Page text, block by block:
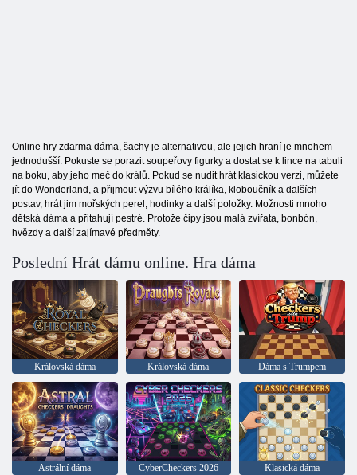
Online hry zdarma dáma, šachy je alternativou, ale jejich hraní je mnohem
jednodušší. Pokuste se porazit soupeřovy figurky a dostat se k lince na tabuli
na boku, aby jeho meč do králů. Pokud se nudit hrát klasickou verzi, můžete
jít do Wonderland, a přijmout výzvu bílého králíka, kloboučník a dalších
postav, hrát jim mořských perel, hodinky a další položky. Možnosti mnoho
dětská dáma a přitahují pestré. Protože čipy jsou malá zvířata, bonbón,
hvězdy a další zajímavé předměty.
Poslední Hrát dámu online. Hra dáma
Královská dáma Královská dáma Dáma s Trumpem
Astrální dáma CyberCheckers 2026 Klasická dáma